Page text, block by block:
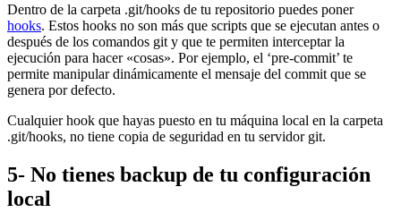
Dentro de la carpeta .git/hooks de tu repositorio puedes poner
hooks. Estos hooks no son más que scripts que se ejecutan antes o
después de los comandos git y que te permiten interceptar la
ejecución para hacer «cosas». Por ejemplo, el ‘pre-commit’ te
permite manipular dinámicamente el mensaje del commit que se
genera por defecto.
Cualquier hook que hayas puesto en tu máquina local en la carpeta
.git/hooks, no tiene copia de seguridad en tu servidor git.
5- No tienes backup de tu configuración
local